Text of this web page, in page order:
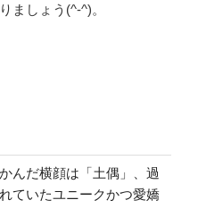
ましょう(^-^)。
んだ横顔は「土偶」、過
ていたユニークかつ愛嬌